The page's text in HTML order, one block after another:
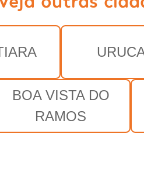
BOA VISTA DO
RAMOS